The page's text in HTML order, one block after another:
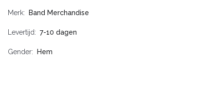
Merk Band Merchandise
Levertijd 7-10 dagen
Gender Hem